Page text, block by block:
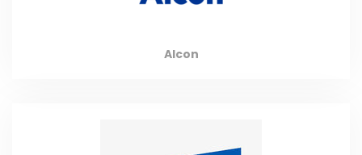
Alcon